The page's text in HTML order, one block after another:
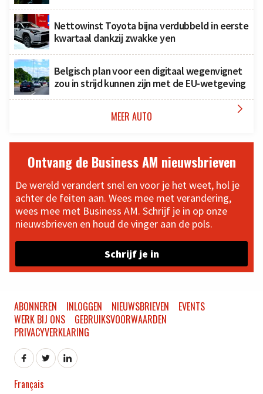
Nettowinst Toyota bijna verdubbeld in eerste
kwartaal dankzij zwakke yen
Belgisch plan voor een digitaal wegenvignet
zou in strijd kunnen zijn met de EU-wetgeving
MEER AUTO 
Ontvang de Business AM nieuwsbrieven
De wereld verandert snel en voor je het weet, hol je
achter de feiten aan. Wees mee met verandering,
wees mee met Business AM. Schrijf je in op onze
nieuwsbrieven en houd de vinger aan de pols.
Schrijf je in
ABONNEREN INLOGGEN NIEUWSBRIEVEN
EVENTS
WERK BIJ ONS
GEBRUIKSVOORWAARDEN
PRIVACYVERKLARING
Français